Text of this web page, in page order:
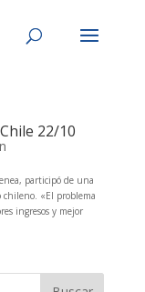
22/10
participó de una
chileno. «El problema
ingresos y mejor